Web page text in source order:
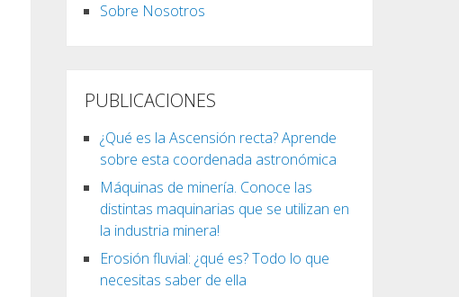
Sobre Nosotros
PUBLICACIONES
¿Qué es la Ascensión recta? Aprende
sobre esta coordenada astronómica
Máquinas de minería. Conoce las
distintas maquinarias que se utilizan en
la industria minera!
Erosión fluvial: ¿qué es? Todo lo que
necesitas saber de ella